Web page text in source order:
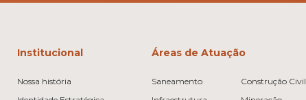
Institucional
Nossa história
Áreas de Atuação
Saneamento
Construção Civil